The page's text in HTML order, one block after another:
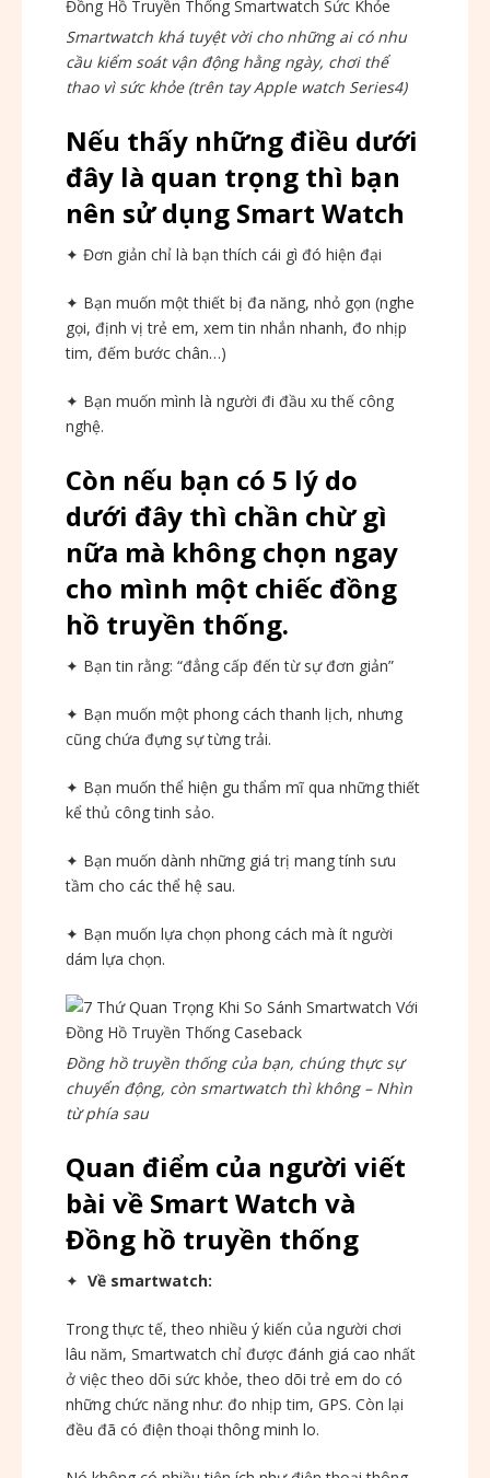
Smartwatch khá tuyệt vời cho những ai có nhu
cầu kiểm soát vận động hằng ngày, chơi thể
thao vì sức khỏe (trên tay Apple watch Series4)
Nếu thấy những điều dưới
đây là quan trọng thì bạn
nên sử dụng Smart Watch
✦ Đơn giản chỉ là bạn thích cái gì đó hiện đại
✦ Bạn muốn một thiết bị đa năng, nhỏ gọn (nghe
gọi, định vị trẻ em, xem tin nhắn nhanh, đo nhịp
tim, đếm bước chân…)
✦ Bạn muốn mình là người đi đầu xu thế công
nghệ.
Còn nếu bạn có 5 lý do
dưới đây thì chần chừ gì
nữa mà không chọn ngay
cho mình một chiếc đồng
hồ truyền thống.
✦ Bạn tin rằng: “đẳng cấp đến từ sự đơn giản”
✦ Bạn muốn một phong cách thanh lịch, nhưng
cũng chứa đựng sự từng trải.
✦ Bạn muốn thể hiện gu thẩm mĩ qua những thiết
kể thủ công tinh sảo.
✦ Bạn muốn dành những giá trị mang tính sưu
tầm cho các thể hệ sau.
✦ Bạn muốn lựa chọn phong cách mà ít người
dám lựa chọn.
Đồng hồ truyền thống của bạn, chúng thực sự
chuyển động, còn smartwatch thì không – Nhìn
từ phía sau
Quan điểm của người viết
bài về Smart Watch và
Đồng hồ truyền thống
✦ Về smartwatch:
Trong thực tế, theo nhiều ý kiến của người chơi
lâu năm, Smartwatch chỉ được đánh giá cao nhất
ở việc theo dõi sức khỏe, theo dõi trẻ em do có
những chức năng như: đo nhịp tim, GPS. Còn lại
đều đã có điện thoại thông minh lo.